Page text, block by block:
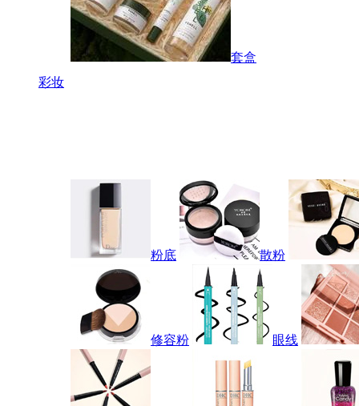
套盒
彩妆
粉底 散粉
修容粉 眼线